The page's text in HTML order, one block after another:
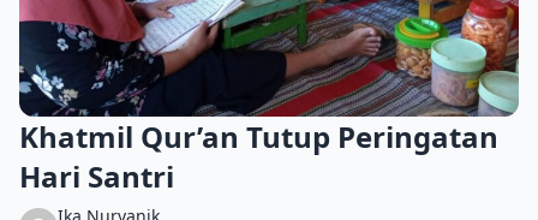
Khatmil Qur’an Tutup Peringatan
Hari Santri